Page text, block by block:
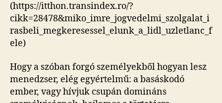
(https://itthon.transindex.ro/?
cikk=28478&miko_imre_jogvedelmi_szolgalat_i
rasbeli_megkeresessel_elunk_a_lidl_uzletlanc_f
ele)
Hogy a szóban forgó személyekből hogyan lesz
menedzser, elég egyértelmű: a basáskodó
ember, vagy hívjuk csupán domináns